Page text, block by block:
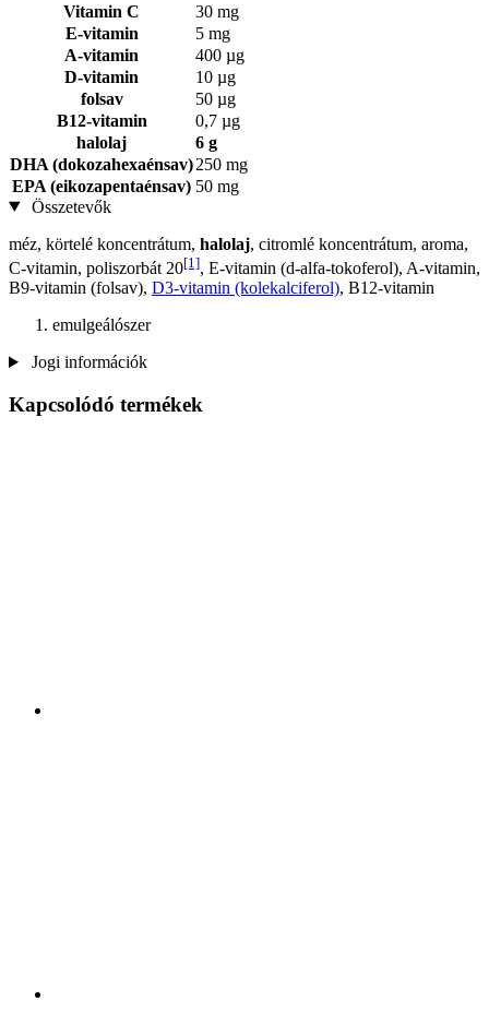
Vitamin C
30 mg
E-vitamin
5 mg
A-vitamin
400 µg
D-vitamin
10 µg
folsav
50 µg
B12-vitamin
0,7 µg
halolaj
6 g
DHA (dokozahexaénsav)250 mg
EPA (eikozapentaénsav) 50 mg
Összetevők
méz, körtelé koncentrátum, halolaj, citromlé koncentrátum, aroma,
C-vitamin, poliszorbát 20[1], E-vitamin (d-alfa-tokoferol), A-vitamin,
B9-vitamin (folsav), D3-vitamin (kolekalciferol), B12-vitamin
emulgeálószer
Jogi információk
Kapcsolódó termékek